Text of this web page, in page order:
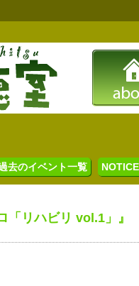
去のイベント一覧
「リハビリ vol.1」』